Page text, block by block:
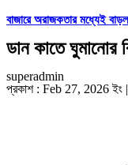
বাজারে অরাজকতার মধ্যেই
ডান কাতে ঘুমানোর
superadmin
প্রকাশ : Feb 27, 2026 ইং |